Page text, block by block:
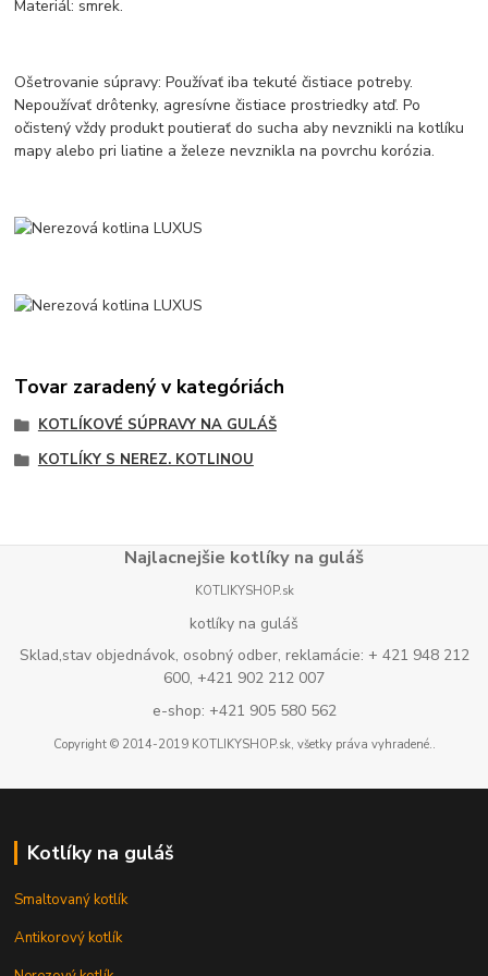
Materiál: smrek.
Ošetrovanie súpravy: Používať iba tekuté čistiace potreby.
Nepoužívať drôtenky, agresívne čistiace prostriedky atď. Po
očistený vždy produkt poutierať do sucha aby nevznikli na kotlíku
mapy alebo pri liatine a železe nevznikla na povrchu korózia.
Tovar zaradený v kategóriách
KOTLÍKOVÉ SÚPRAVY NA GULÁŠ
KOTLÍKY S NEREZ. KOTLINOU
Najlacnejšie kotlíky na guláš
KOTLIKYSHOP.sk
kotlíky na guláš
Sklad,stav objednávok, osobný odber, reklamácie: + 421 948 212
600, +421 902 212 007
e-shop: +421 905 580 562
Copyright © 2014-2019 KOTLIKYSHOP.sk, všetky práva vyhradené..
Kotlíky na guláš
Smaltovaný kotlík
Antikorový kotlík